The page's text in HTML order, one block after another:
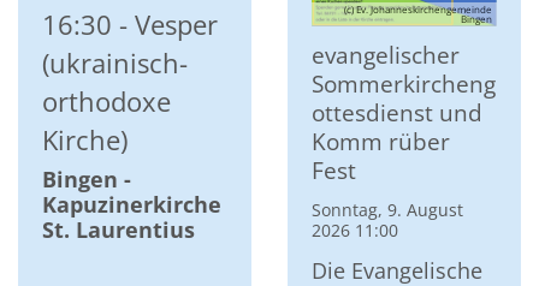
16:30
Vesper
(ukrainisch-
orthodoxe
Kirche)
Bingen -
Kapuzinerkirche
St. Laurentius
(c) Ev. Johanneskirchengemeinde
Bingen
evangelischer
Sommerkircheng
ottesdienst und
Komm rüber
Fest
Sonntag, 9. August
2026 11:00
Die Evangelische